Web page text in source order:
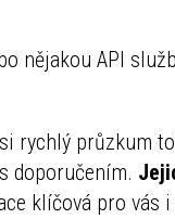
nějakou API
rychlý průzkum
doporučením.
klíčová pro vás